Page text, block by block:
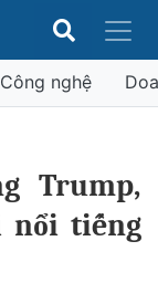
nghệ
Trump,
nổi tiếng